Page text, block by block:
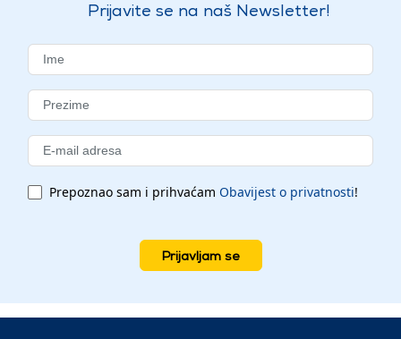
Prijavite se na naš Newsletter!
Prepoznao sam i prihvaćam Obavijest o privatnosti!
Prijavljam se